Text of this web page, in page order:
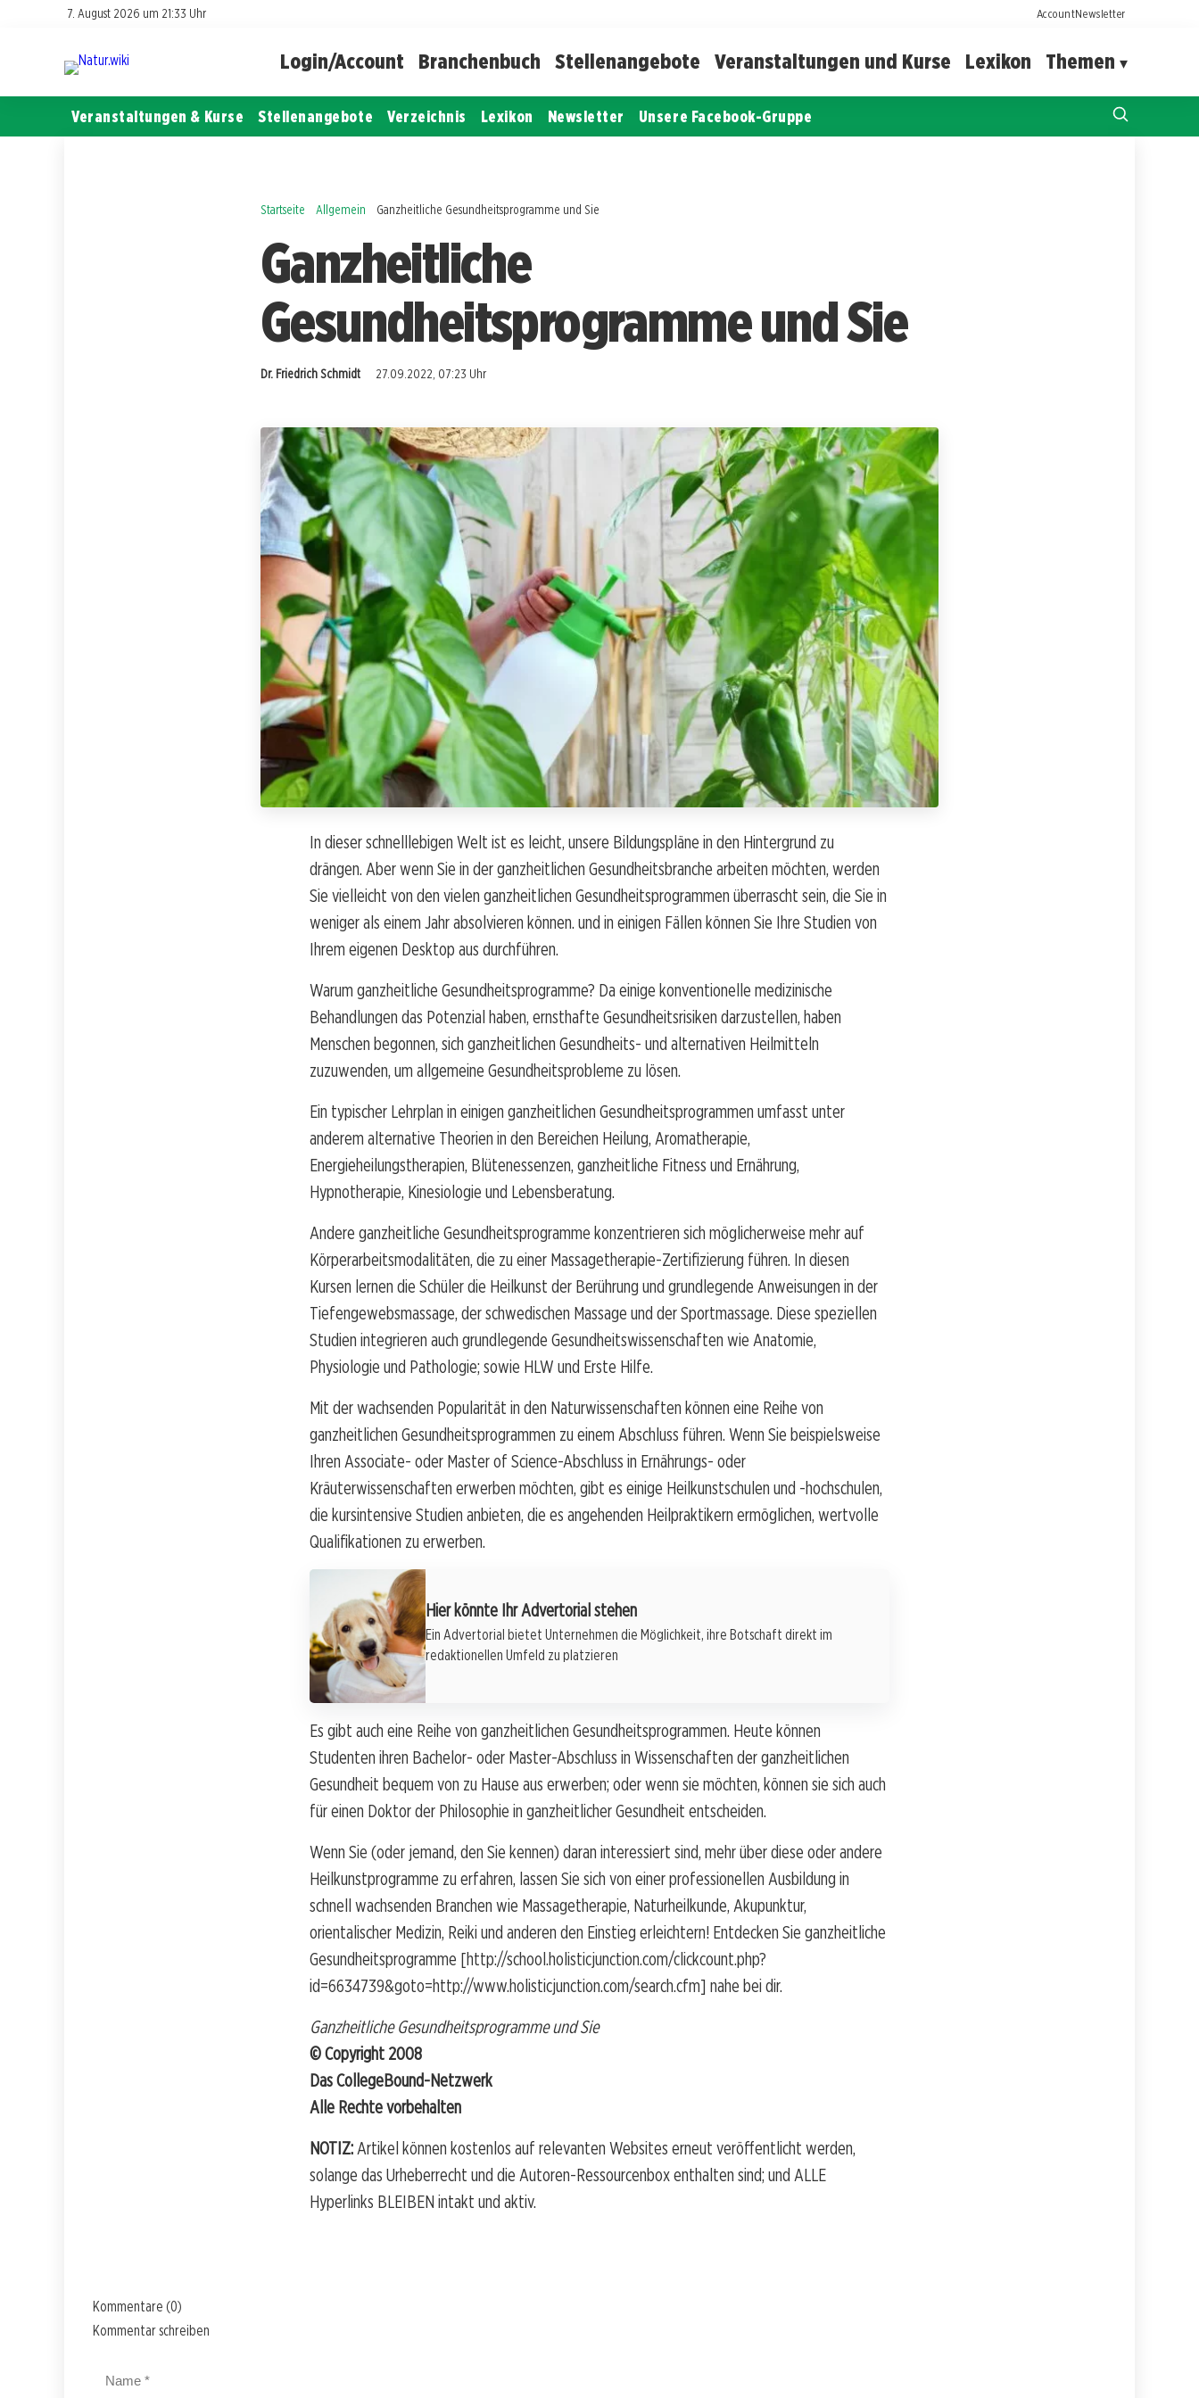
7. August 2026 um 21:33 Uhr AccountNewsletter
Login/Account Branchenbuch Stellenangebote Veranstaltungen und Kurse Lexikon Themen
Veranstaltungen & Kurse Stellenangebote Verzeichnis Lexikon Newsletter Unsere Facebook-Gruppe
Startseite Allgemein Ganzheitliche Gesundheitsprogramme und Sie
Ganzheitliche
Gesundheitsprogramme und Sie
Dr. Friedrich Schmidt 27.09.2022, 07:23 Uhr
In dieser schnelllebigen Welt ist es leicht, unsere Bildungspläne in den Hintergrund zu
drängen. Aber wenn Sie in der ganzheitlichen Gesundheitsbranche arbeiten möchten, werden
Sie vielleicht von den vielen ganzheitlichen Gesundheitsprogrammen überrascht sein, die Sie in
weniger als einem Jahr absolvieren können. und in einigen Fällen können Sie Ihre Studien von
Ihrem eigenen Desktop aus durchführen.
Warum ganzheitliche Gesundheitsprogramme? Da einige konventionelle medizinische
Behandlungen das Potenzial haben, ernsthafte Gesundheitsrisiken darzustellen, haben
Menschen begonnen, sich ganzheitlichen Gesundheits- und alternativen Heilmitteln
zuzuwenden, um allgemeine Gesundheitsprobleme zu lösen.
Ein typischer Lehrplan in einigen ganzheitlichen Gesundheitsprogrammen umfasst unter
anderem alternative Theorien in den Bereichen Heilung, Aromatherapie,
Energieheilungstherapien, Blütenessenzen, ganzheitliche Fitness und Ernährung,
Hypnotherapie, Kinesiologie und Lebensberatung.
Andere ganzheitliche Gesundheitsprogramme konzentrieren sich möglicherweise mehr auf
Körperarbeitsmodalitäten, die zu einer Massagetherapie-Zertifizierung führen. In diesen
Kursen lernen die Schüler die Heilkunst der Berührung und grundlegende Anweisungen in der
Tiefengewebsmassage, der schwedischen Massage und der Sportmassage. Diese speziellen
Studien integrieren auch grundlegende Gesundheitswissenschaften wie Anatomie,
Physiologie und Pathologie; sowie HLW und Erste Hilfe.
Mit der wachsenden Popularität in den Naturwissenschaften können eine Reihe von
ganzheitlichen Gesundheitsprogrammen zu einem Abschluss führen. Wenn Sie beispielsweise
Ihren Associate- oder Master of Science-Abschluss in Ernährungs- oder
Kräuterwissenschaften erwerben möchten, gibt es einige Heilkunstschulen und -hochschulen,
die kursintensive Studien anbieten, die es angehenden Heilpraktikern ermöglichen, wertvolle
Qualifikationen zu erwerben.
Hier könnte Ihr Advertorial stehen
Ein Advertorial bietet Unternehmen die Möglichkeit, ihre Botschaft direkt im
redaktionellen Umfeld zu platzieren
Es gibt auch eine Reihe von ganzheitlichen Gesundheitsprogrammen. Heute können
Studenten ihren Bachelor- oder Master-Abschluss in Wissenschaften der ganzheitlichen
Gesundheit bequem von zu Hause aus erwerben; oder wenn sie möchten, können sie sich auch
für einen Doktor der Philosophie in ganzheitlicher Gesundheit entscheiden.
Wenn Sie (oder jemand, den Sie kennen) daran interessiert sind, mehr über diese oder andere
Heilkunstprogramme zu erfahren, lassen Sie sich von einer professionellen Ausbildung in
schnell wachsenden Branchen wie Massagetherapie, Naturheilkunde, Akupunktur,
orientalischer Medizin, Reiki und anderen den Einstieg erleichtern! Entdecken Sie ganzheitliche
Gesundheitsprogramme [http://school.holisticjunction.com/clickcount.php?
id=6634739&goto=http://www.holisticjunction.com/search.cfm] nahe bei dir.
Ganzheitliche Gesundheitsprogramme und Sie
© Copyright 2008
Das CollegeBound-Netzwerk
Alle Rechte vorbehalten
NOTIZ: Artikel können kostenlos auf relevanten Websites erneut veröffentlicht werden,
solange das Urheberrecht und die Autoren-Ressourcenbox enthalten sind; und ALLE
Hyperlinks BLEIBEN intakt und aktiv.
Kommentare (0)
Kommentar schreiben